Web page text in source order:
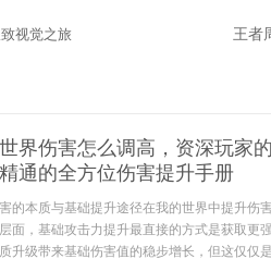
视觉之旅 王者
界伤害怎么调高，资深玩家
通的全方位伤害提升手册
的本质与基础提升途径在我的世界中提升伤
面，基础攻击力提升最直接的方式是获取更
升级带来基础伤害值的稳步增长，但这仅仅